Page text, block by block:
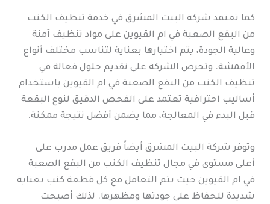
كما تعتمد شركة البيت المشرق في خدمة تنظيف الكنب
من البقع الصعبة في ام القيوين على مواد تنظيف آمنة
وعالية الجودة، يتم اختيارها بعناية لتناسب مختلف أنواع
الأقمشة. وتحرص الشركة على تقديم حلول فعالة في
تنظيف الكنب من البقع الصعبة في ام القيوين باستخدام
أساليب احترافية تعتمد على الفحص الدقيق لنوع البقعة
قبل البدء في المعالجة، مما يضمن أفضل نتيجة ممكنة.
وتوفر شركة البيت المشرق أيضاً فريق عمل مدرب على
أعلى مستوى في مجال تنظيف الكنب من البقع الصعبة
في ام القيوين حيث يتم التعامل مع كل قطعة كنب بعناية
شديدة للحفاظ على جودتها ومظهرها. لذلك أصبحت